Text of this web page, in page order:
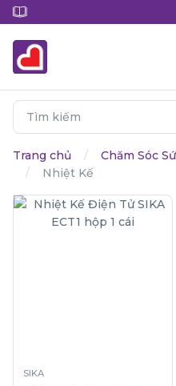
Trang chủ Chăm Sóc
Nhiệt Kế
SIKA